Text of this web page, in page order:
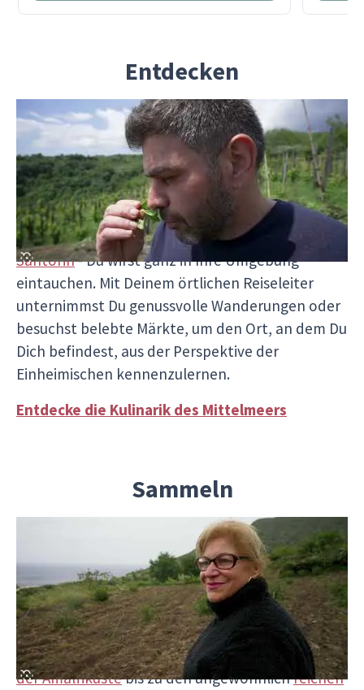
Entdecken
Mach Dich mit einer Region in ihrer Gesamtheit
vertraut. Ob in den von der
UNESCO
ausgezeichnetenWeinbergen der Langhe im
Piemontoder inSyrakus auf Sizilien
, in den
Trüffelplantagen in Umbrien
oder in den
verwinkelten Gassen dergriechischen Insel
Santorin- Du wirst ganz in Ihre Umgebung
eintauchen. Mit Deinem örtlichen Reiseleiter
unternimmst Du genussvolle Wanderungen oder
besuchst belebte Märkte, um den Ort, an dem Du
Dich befindest, aus der Perspektive der
Einheimischen kennenzulernen.
Entdecke die Kulinarik des Mittelmeers
Sammeln
Mach Dich auf den Weg zu den Feldern,
Bauernhöfen und Weinbergen, auf denen die
Reise der Lebensmittel beginnt, und finde
heraus, wie sich die Besonderheiten jedes Ortes
auf das Wachstum und den Geschmack
auswirken - von densonnenverwöhnten Klippen
der Amalfiküstebis zu den ungewöhnlichreichen